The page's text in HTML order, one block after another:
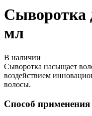
Сыворотка
мл
В наличии
Сыворотка насыщает
воздействием
волосы.
Способ применения